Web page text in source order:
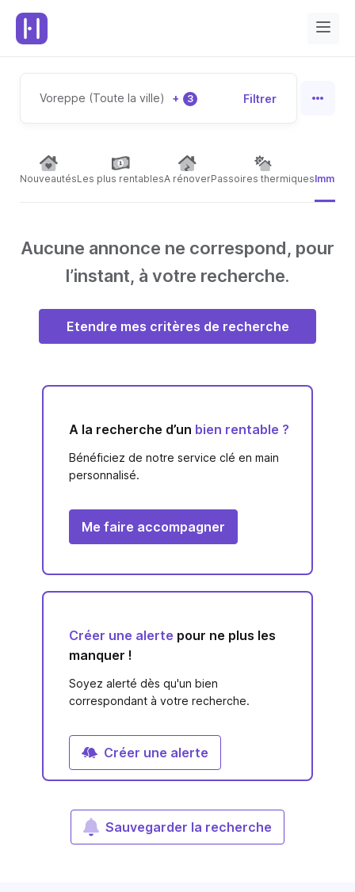
Voreppe (Toute la ville) + 3 Filtrer
NouveautésLes plus rentablesA rénoverPassoires thermiques
Aucune annonce ne correspond, pour
l’instant, à votre recherche.
Etendre mes critères de recherche
A la recherche d’un bien rentable ?
Bénéficiez de notre service clé en main
personnalisé.
Me faire accompagner
Créer une alerte pour ne plus les
manquer !
Soyez alerté dès qu'un bien
correspondant à votre recherche.
Créer une alerte
Sauvegarder la recherche